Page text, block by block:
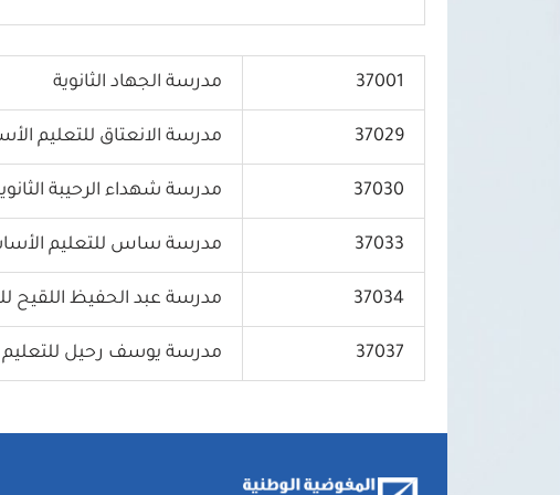
37001 مدرسة الجهاد الثانوية
37029 مدرسة الانعتاق للتعليم
37030 مدرسة شهداء الرحيبة
37033 مدرسة ساس للتعليم
37034 مدرسة عبد الحفيظ اللقيح
37037 مدرسة يوسف رحيل